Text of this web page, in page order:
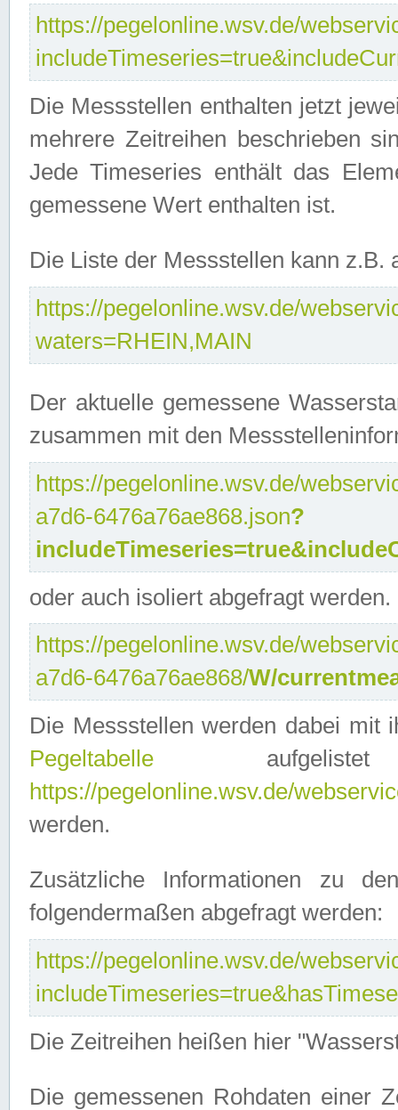
https://pegelonline.wsv.de/
Die Messstellen enthalten jetzt
mehrere Zeitreihen beschrieben
Jede Timeseries enthält das
gemessene Wert enthalten ist.
Die Liste der Messstellen kann
https://pegelonline.wsv.de/
waters=RHEIN,MAIN
Der aktuelle gemessene
zusammen mit den
https://pegelonline.wsv.de/
a7d6-6476a76ae868.json?
oder auch isoliert abgefragt werden.
https://pegelonline.wsv.de/
a7d6-6476a76ae868/W/
Die Messstellen werden dabei mit
Pegeltabelle
https://pegelonline.wsv.de/
werden.
Zusätzliche Informationen zu
folgendermaßen abgefragt werden:
https://pegelonline.wsv.de/
Die Zeitreihen heißen hier
Die gemessenen Rohdaten einer